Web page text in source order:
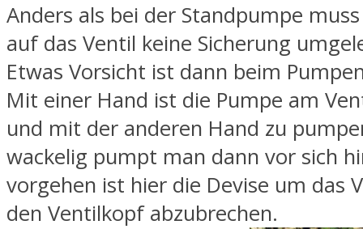
Anders als bei der Standpumpe
auf das Ventil keine Sicherung
Etwas Vorsicht ist dann beim
Mit einer Hand ist die Pumpe am
und mit der anderen Hand zu
wackelig pumpt man dann vor sich
vorgehen ist hier die Devise um das
den Ventilkopf abzubrechen.